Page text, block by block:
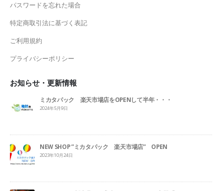
パスワードを忘れた場合
特定商取引法に基づく表記
ご利用規約
プライバシーポリシー
お知らせ・更新情報
ミカタパック 楽天市場店をOPENして半年・・・
2024年5月9日
NEW SHOP ”ミカタパック 楽天市場店” OPEN
2023年10月24日